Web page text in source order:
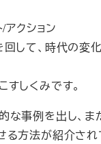
アクション
回して、時代の変
しくみです。
な事例を出し、ま
る方法が紹介され